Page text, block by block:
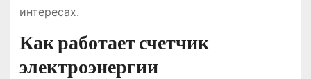
интересах.
Как работает счетчик
электроэнергии